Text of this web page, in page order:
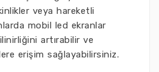
veya hareketli
mobil led ekranlar
artırabilir ve
erişim sağlayabilirsiniz.